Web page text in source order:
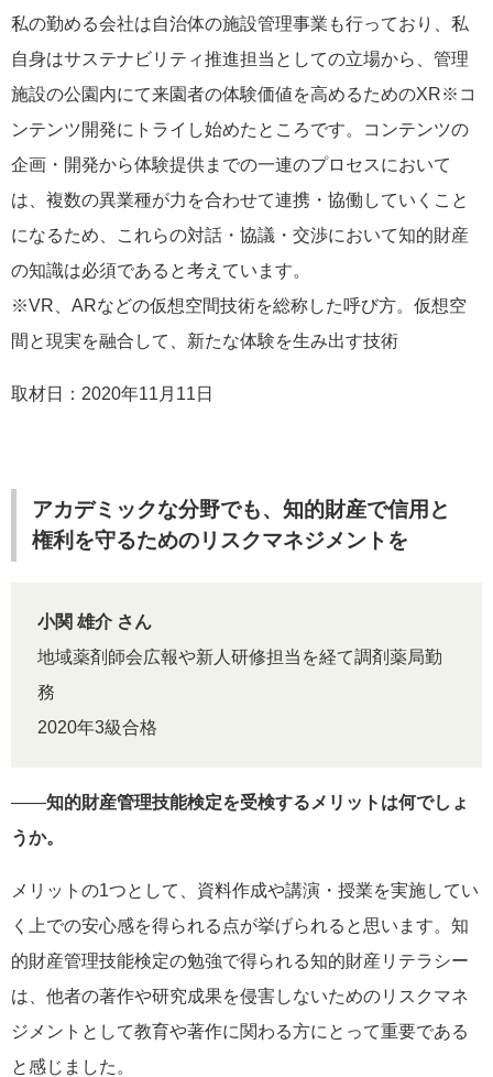
私の勤める会社は自治体の施設管理事業も行っており、私
自身はサステナビリティ推進担当としての立場から、管理
施設の公園内にて来園者の体験価値を高めるためのXR※コ
ンテンツ開発にトライし始めたところです。コンテンツの
企画・開発から体験提供までの一連のプロセスにおいて
は、複数の異業種が力を合わせて連携・協働していくこと
になるため、これらの対話・協議・交渉において知的財産
の知識は必須であると考えています。
※VR、ARなどの仮想空間技術を総称した呼び方。仮想空
間と現実を融合して、新たな体験を生み出す技術
取材日：2020年11月11日
アカデミックな分野でも、知的財産で信用と
権利を守るためのリスクマネジメントを
小関 雄介 さん
地域薬剤師会広報や新人研修担当を経て調剤薬局勤
務
2020年3級合格
――知的財産管理技能検定を受検するメリットは何でしょ
うか。
メリットの1つとして、資料作成や講演・授業を実施してい
く上での安心感を得られる点が挙げられると思います。知
的財産管理技能検定の勉強で得られる知的財産リテラシー
は、他者の著作や研究成果を侵害しないためのリスクマネ
ジメントとして教育や著作に関わる方にとって重要である
と感じました。